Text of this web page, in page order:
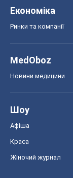
Економіка
Ринки та компанії
MedOboz
Новини медицини
Шоу
Афіша
Краса
Жіночий журнал